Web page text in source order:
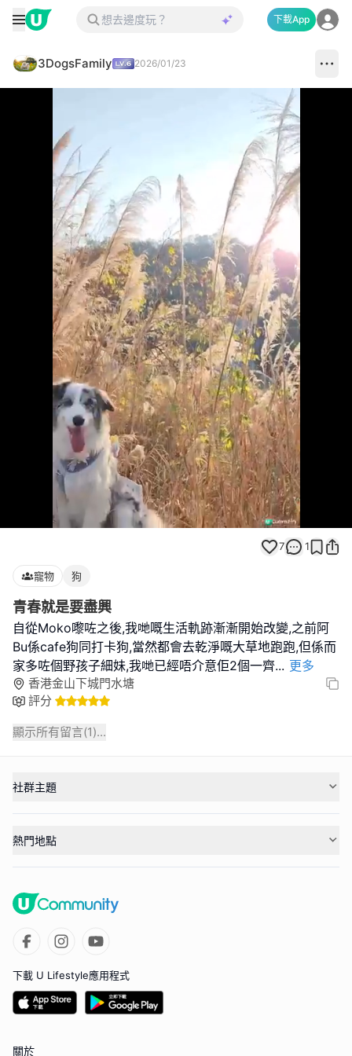
下載App
3DogsFamily 2026/01/23
Loaded:
100.00%
7 1
寵物 狗
青春就是要盡興
自從Moko嚟咗之後,我哋嘅生活軌跡漸漸開始改變,之前阿
Bu係cafe狗同打卡狗,當然都會去乾淨嘅大草地跑跑,但係而
家多咗個野孩子細妹,我哋已經唔介意佢2個一齊... 更多
香港金山下城門水塘
評分
顯示所有留言(1)...
社群主題
熱門地點
下載 U Lifestyle應用程式
關於